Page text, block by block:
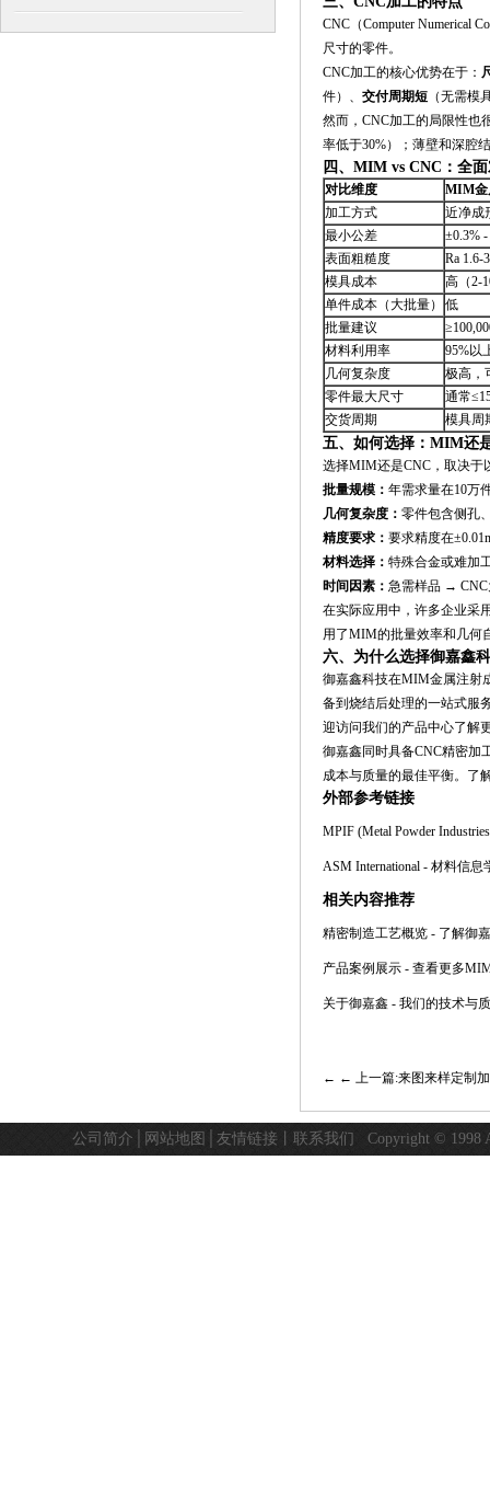
CNC（Computer Numerical
尺寸的零件。
CNC加工的核心优势在于：
件）、 交付周期短 （无需模
然而，CNC加工的局限性也
率低于30%）；薄壁和深腔
四、MIM vs CNC：全
对比维度
MIM金
加工方式
近净成
最小公差
±0.3%
表面粗糙度
Ra 1.6-
模具成本
高（2-
单件成本（大批量）
低
批量建议
材料利用率
95%以
几何复杂度
极高，
零件最大尺寸
通常
交货周期
模具周
五、如何选择：MIM还
选择MIM还是CNC，取决于
批量规模： 年需求量在10万
几何复杂度： 零件包含侧孔
精度要求： 要求精度在
材料选择： 特殊合金或难加
时间因素： 急需样品 →
在实际应用中，许多企业采
用了MIM的批量效率和几何
六、为什么选择御嘉鑫
御嘉鑫科技在MIM金属注射
备到烧结后处理的一站式服
迎访问我们的产品中心了解
御嘉鑫同时具备CNC精密加
成本与质量的最佳平衡。了
外部参考链接
MPIF (Metal Powder
ASM International - 材料信息
相关内容推荐
精密制造工艺概览 - 了解御
产品案例展示 - 查看更多
关于御嘉鑫 - 我们的技术与
← 上一篇:来图来样定制
公司简介 网站地图 友情链接丨 联系我们 Copyright © 1998